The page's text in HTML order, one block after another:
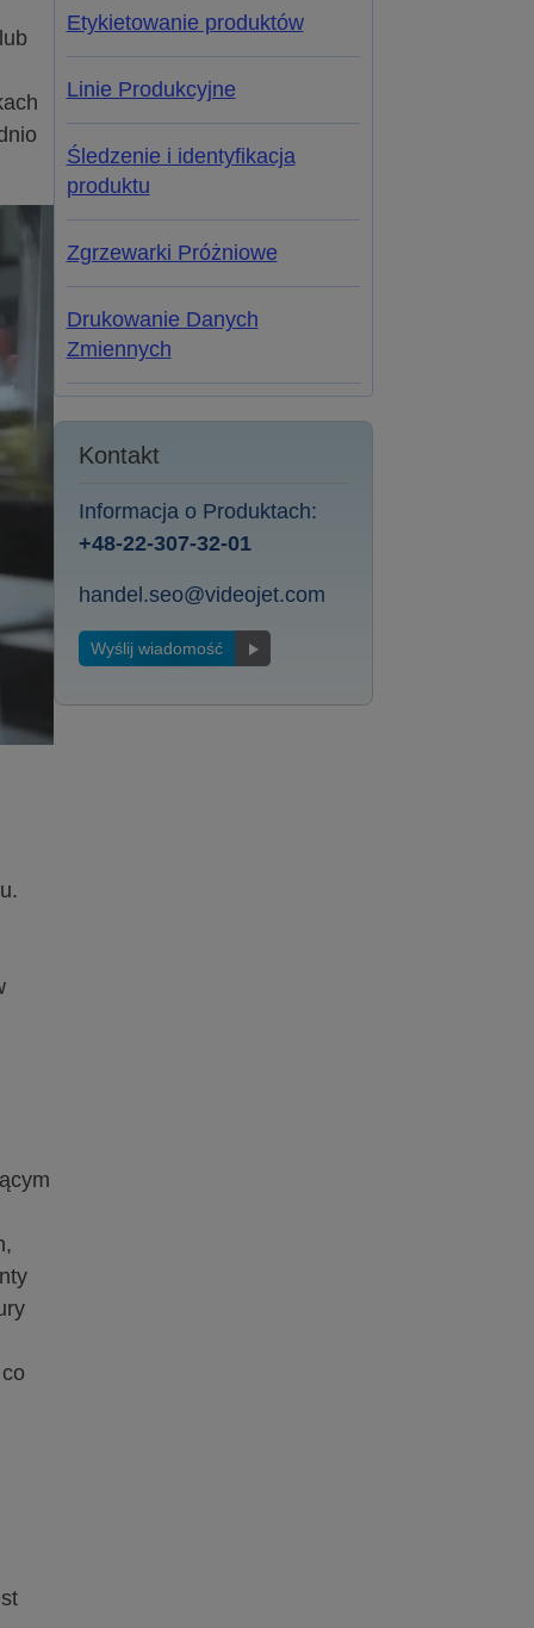
lub
Etykietowanie produktów
Linie Produkcyjne
Śledzenie i identyfikacja
produktu
Zgrzewarki Próżniowe
Drukowanie Danych
Zmiennych
Kontakt
Informacja o Produktach:
+48-22-307-32-01
handel.seo@videojet.com
Wyślij wiadomość